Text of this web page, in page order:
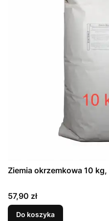
Cena
57,90 zł
Do koszyka